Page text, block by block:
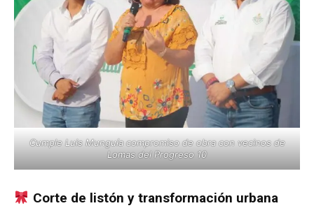
Cumple Luis Munguía compromiso de obra con vecinos de
Lomas del Progreso 10
Corte de listón y transformación urbana